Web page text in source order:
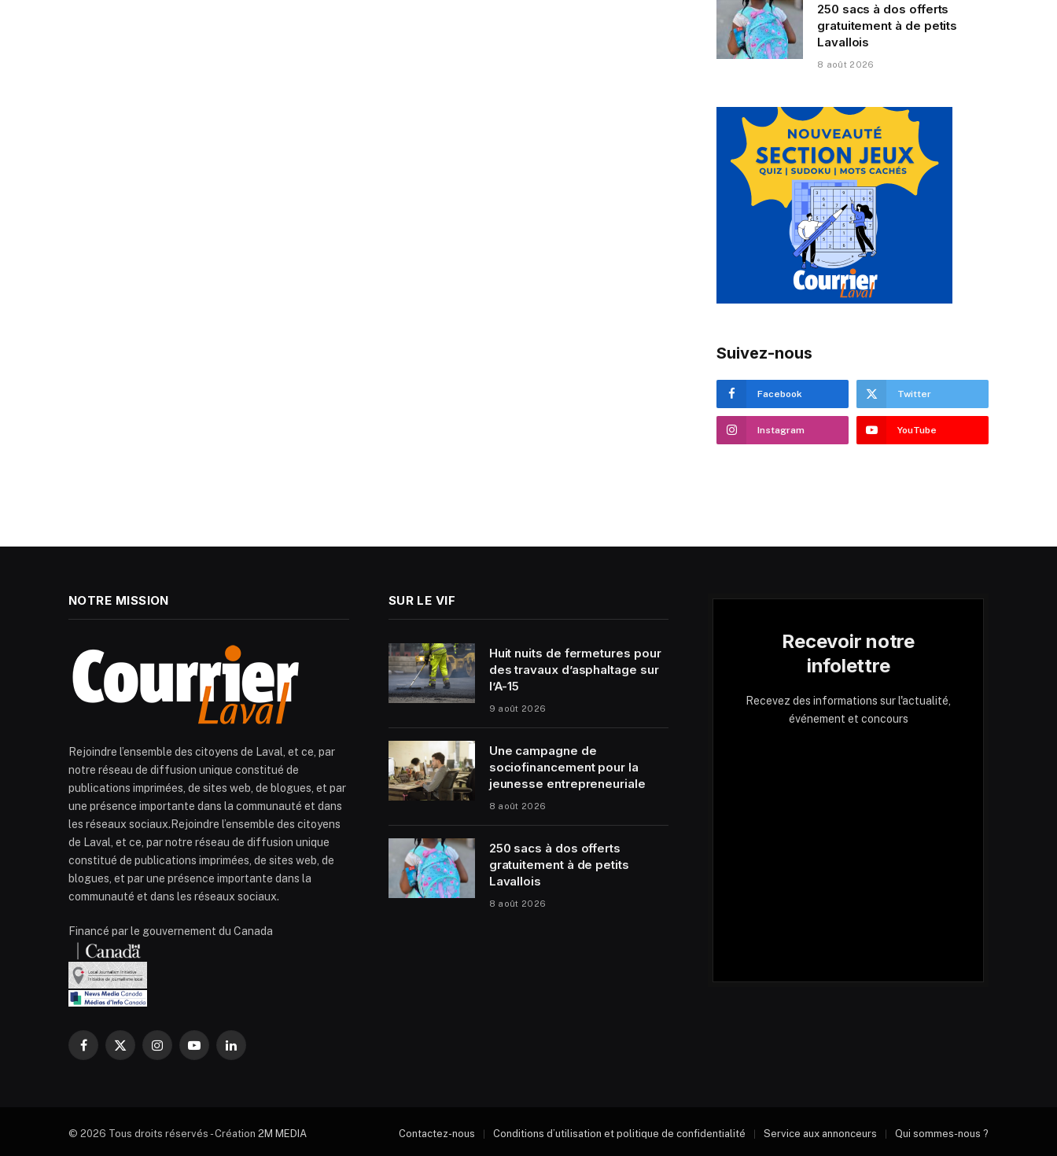
250 sacs à dos offerts
gratuitement à de petits
Lavallois
8 août 2026
Suivez-nous
Facebook Twitter
Instagram YouTube
NOTRE MISSION
Rejoindre l’ensemble des citoyens de Laval, et ce, par
notre réseau de diffusion unique constitué de
publications imprimées, de sites web, de blogues, et par
une présence importante dans la communauté et dans
les réseaux sociaux.Rejoindre l’ensemble des citoyens
de Laval, et ce, par notre réseau de diffusion unique
constitué de publications imprimées, de sites web, de
blogues, et par une présence importante dans la
communauté et dans les réseaux sociaux.
Financé par le gouvernement du Canada
Facebook
X
InstagramYouTubeLinkedIn
SUR LE VIF
Huit nuits de fermetures pour
des travaux d’asphaltage sur
l’A-15
9 août 2026
Une campagne de
sociofinancement pour la
jeunesse entrepreneuriale
8 août 2026
250 sacs à dos offerts
gratuitement à de petits
Lavallois
8 août 2026
Recevoir notre
infolettre
Recevez des informations sur l'actualité,
événement et concours
© 2026 Tous droits réservés - Création 2M MEDIA Contactez-nous Conditions d’utilisation et politique de confidentialité Service aux annonceurs Qui sommes-nous ?